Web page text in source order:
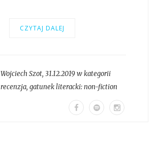
CZYTAJ DALEJ
Wojciech Szot, 31.12.2019 w kategorii
recenzja, gatunek literacki:non-fiction